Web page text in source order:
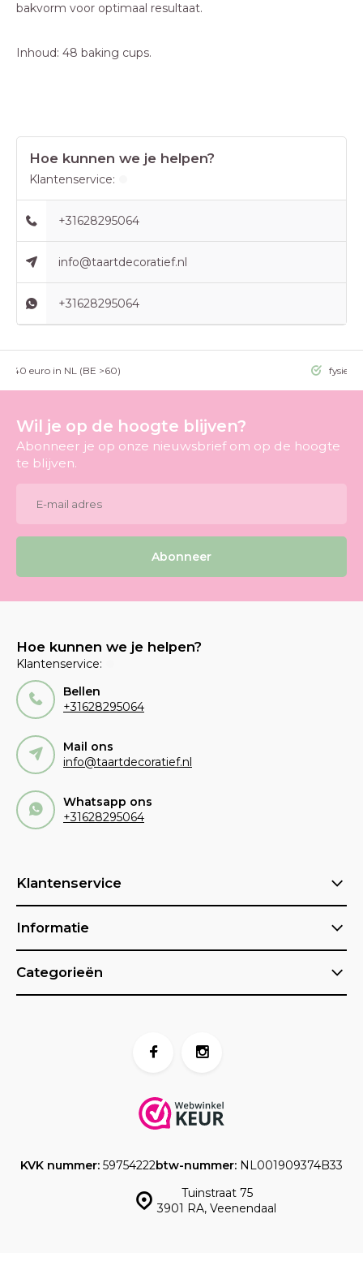
bakvorm voor optimaal resultaat.
Inhoud: 48 baking cups.
Hoe kunnen we je helpen?
Klantenservice:
+31628295064
info@taartdecoratief.nl
+31628295064
>40 euro in NL (BE >60) fysieke
Wil je op de hoogte blijven?
Abonneer je op onze nieuwsbrief om op de hoogte
te blijven.
Abonneer
Hoe kunnen we je helpen?
Klantenservice:
Bellen
+31628295064
Mail ons
info@taartdecoratief.nl
Whatsapp ons
+31628295064
Klantenservice
Informatie
Categorieën
Tuinstraat 75
3901 RA, Veenendaal
KVK nummer: 59754222btw-nummer: NL001909374B33